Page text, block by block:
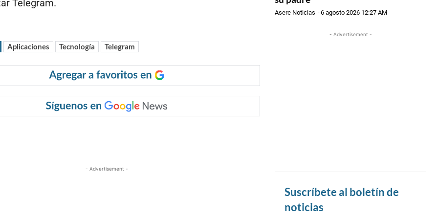
Telegram.
Aplicaciones Tecnología Telegram
- Advertisement -
Asere Noticias -6 agosto 2026 12:27 AM
- Advertisement -
Suscríbete al boletín de
noticias